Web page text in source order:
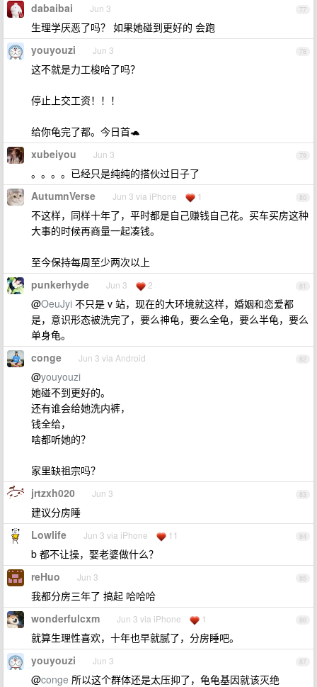
77
dabaibai Jun 3
生理学厌恶了吗？ 如果她碰到更好的 会跑
78
youyouzi Jun 3
这不就是力工梭哈了吗？
停止上交工资！！！
给你龟完了都。今日首🐢
79
xubeiyou Jun 3
。。。。已经只是纯纯的搭伙过日子了
80
AutumnVerse Jun 3 via iPhone 1
不这样，同样十年了，平时都是自己赚钱自己花。买车买房这种
大事的时候再商量一起凑钱。
至今保持每周至少两次以上
81
punkerhyde Jun 3 2
@OeuJyi 不只是 v 站，现在的大环境就这样，婚姻和恋爱都
是，意识形态被洗完了，要么神龟，要么全龟，要么半龟，要么
单身龟。
82
conge Jun 3 via Android
@youyouzi
她碰不到更好的。
还有谁会给她洗内裤，
钱全给，
啥都听她的？
家里缺祖宗吗？
83
jrtzxh020 Jun 3
建议分房睡
84
Lowlife Jun 3 via iPhone 11
b 都不让操，娶老婆做什么？
85
reHuo Jun 3
我都分房三年了 搞起 哈哈哈
86
wonderfulcxm Jun 3 via iPhone 1
就算生理性喜欢，十年也早就腻了，分房睡吧。
87
youyouzi Jun 3
@conge 所以这个群体还是太压抑了，龟龟基因就该灭绝